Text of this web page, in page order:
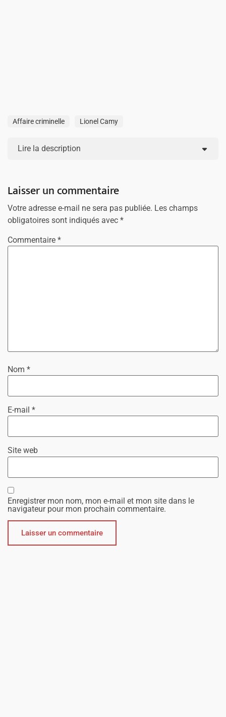
Affaire criminelle Lionel Camy
Lire la description
Laisser un commentaire
Votre adresse e-mail ne sera pas publiée. Les champs
obligatoires sont indiqués avec *
Commentaire *
Nom *
E-mail *
Site web
Enregistrer mon nom, mon e-mail et mon site dans le
navigateur pour mon prochain commentaire.